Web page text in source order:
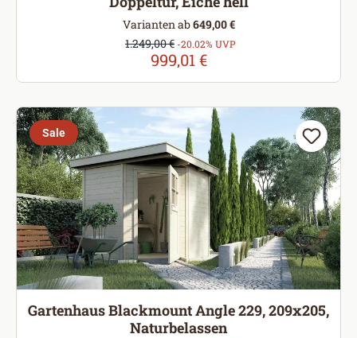
Varianten ab649,00 €
Verkaufspreis:
999,01 €
Regulärer Preis:
1.249,00 € -20.02% UVP
Sale
Gartenhaus Blackmount Angle 229, 209x205,
Naturbelassen